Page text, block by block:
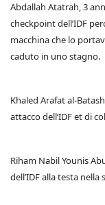
Abdallah Atatrah, 3
checkpoint dell’IDF
macchina che lo
caduto in uno stagno.
Khaled Arafat al-
attacco dell’IDF et di
Riham Nabil Younis
dell’IDF alla testa nella